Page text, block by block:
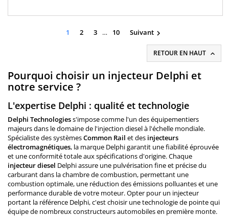
28232242Références OEM :7701474915...
1
2 3 … 10 Suivant 
RETOUR EN HAUT 
Pourquoi choisir un injecteur Delphi et
notre service ?
L'expertise Delphi : qualité et technologie
Delphi Technologiess'impose comme l'un des équipementiers
majeurs dans le domaine de l'injection diesel à l'échelle mondiale.
Spécialiste des systèmesCommon Rail et des injecteurs
électromagnétiques, la marque Delphi garantit une fiabilité éprouvée
et une conformité totale aux spécifications d'origine. Chaque
injecteur diesel Delphi assure une pulvérisation fine et précise du
carburant dans la chambre de combustion, permettant une
combustion optimale, une réduction des émissions polluantes et une
performance durable de votre moteur. Opter pour un injecteur
portant la référence Delphi, c'est choisir une technologie de pointe qui
équipe de nombreux constructeurs automobiles en première monte.